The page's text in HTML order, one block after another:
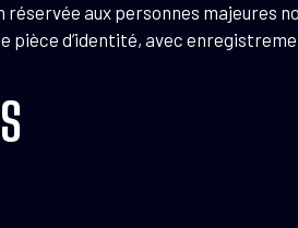
aux personnes majeures
pièce d’identité, avec